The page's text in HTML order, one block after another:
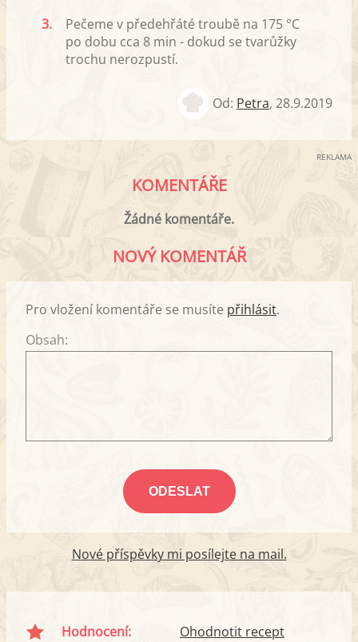
3.
Pečeme v předehřáté troubě na 175 °C
po dobu cca 8 min - dokud se tvarůžky
trochu nerozpustí.
Od: Petra, 28.9.2019
REKLAMA
KOMENTÁŘE
Žádné komentáře.
NOVÝ KOMENTÁŘ
Pro vložení komentáře se musíte přihlásit.
Obsah:
Nové příspěvky mi posílejte na mail.
Hodnocení: Ohodnotit recept